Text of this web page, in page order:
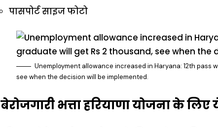
पासपोर्ट साइज फोटो
Unemployment allowance increased in Haryana: 12th pass
see when the decision will be implemented.
बेरोजगारी भत्ता हरियाणा योजना के लिए